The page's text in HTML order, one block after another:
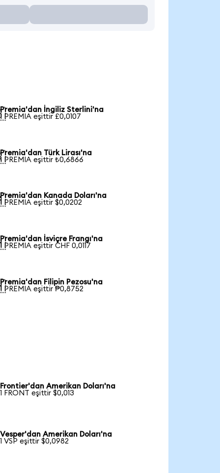
Premia'dan İngiliz Sterlini'na
1 PREMIA eşittir £0,0107
Premia'dan Türk Lirası'na
1 PREMIA eşittir ₺0,6866
Premia'dan Kanada Doları'na
1 PREMIA eşittir $0,0202
Premia'dan İsviçre Frangı'na
1 PREMIA eşittir CHF 0,0117
Premia'dan Filipin Pezosu'na
1 PREMIA eşittir ₱0,8752
Frontier'dan Amerikan Doları'na
1 FRONT eşittir $0,013
Vesper'dan Amerikan Doları'na
1 VSP eşittir $0,0982